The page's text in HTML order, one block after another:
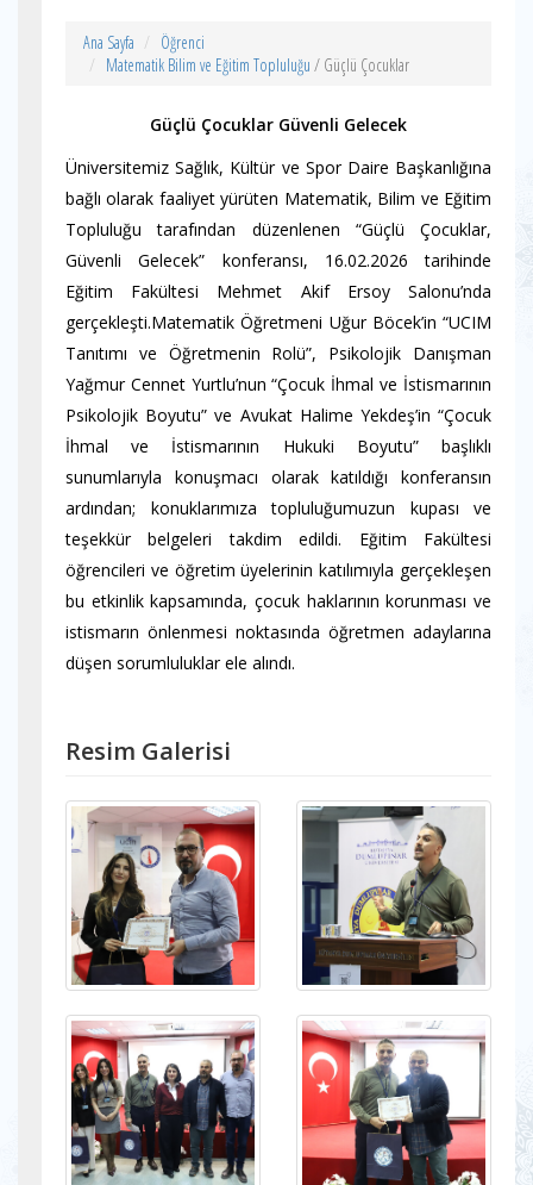
Ana Sayfa
Öğrenci
Matematik Bilim ve Eğitim Topluluğu / Güçlü Çocuklar
Güçlü Çocuklar Güvenli Gelecek
Üniversitemiz Sağlık, Kültür ve Spor Daire Başkanlığına
bağlı olarak faaliyet yürüten Matematik, Bilim ve Eğitim
Topluluğu tarafından düzenlenen “Güçlü Çocuklar,
Güvenli Gelecek” konferansı, 16.02.2026 tarihinde
Eğitim Fakültesi Mehmet Akif Ersoy Salonu’nda
gerçekleşti.​Matematik Öğretmeni Uğur Böcek’in “UCIM
Tanıtımı ve Öğretmenin Rolü”, Psikolojik Danışman
Yağmur Cennet Yurtlu’nun “Çocuk İhmal ve İstismarının
Psikolojik Boyutu” ve Avukat Halime Yekdeş’in “Çocuk
İhmal ve İstismarının Hukuki Boyutu” başlıklı
sunumlarıyla konuşmacı olarak katıldığı konferansın
ardından; konuklarımıza topluluğumuzun kupası ve
teşekkür belgeleri takdim edildi. Eğitim Fakültesi
öğrencileri ve öğretim üyelerinin katılımıyla gerçekleşen
bu etkinlik kapsamında, çocuk haklarının korunması ve
istismarın önlenmesi noktasında öğretmen adaylarına
düşen sorumluluklar ele alındı.
Resim Galerisi